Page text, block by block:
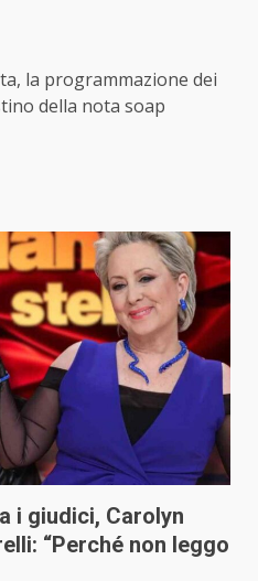
la programmazione dei
della nota soap
i giudici, Carolyn
“Perché non leggo